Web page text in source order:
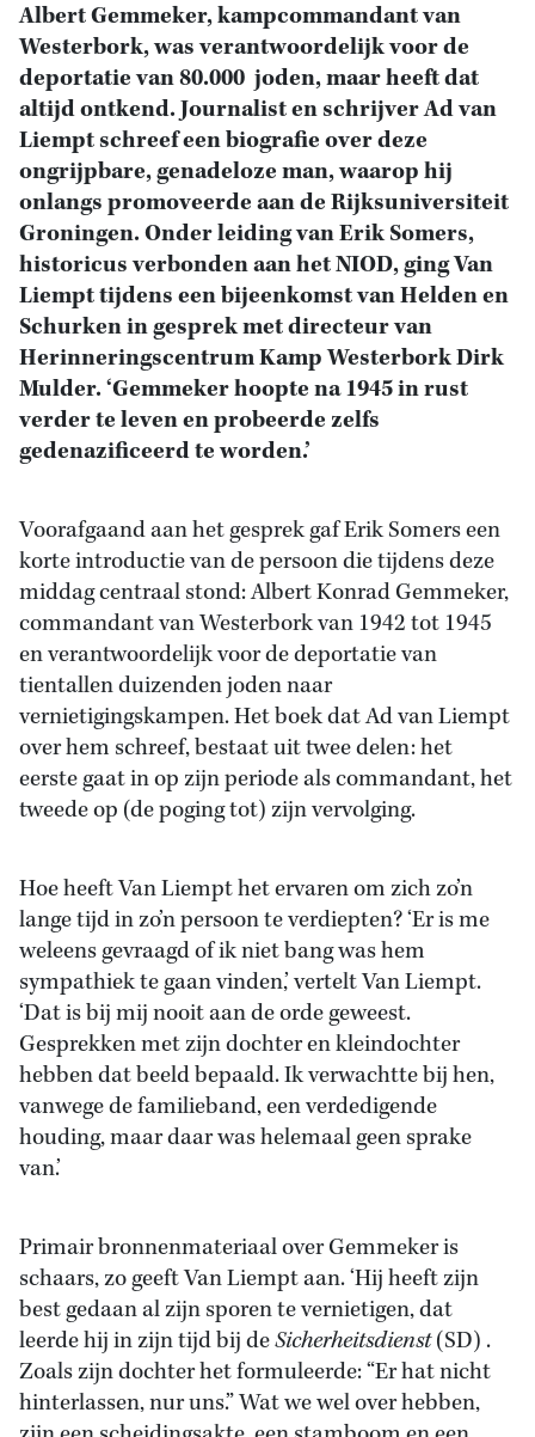
Albert Gemmeker, kampcommandant van
Westerbork, was verantwoordelijk voor de
deportatie van 80.000 joden, maar heeft dat
altijd ontkend. Journalist en schrijver Ad van
Liempt schreef een biografie over deze
ongrijpbare, genadeloze man, waarop hij
onlangs promoveerde aan de Rijksuniversiteit
Groningen. Onder leiding van Erik Somers,
historicus verbonden aan het NIOD, ging Van
Liempt tijdens een bijeenkomst van Helden en
Schurken in gesprek met directeur van
Herinneringscentrum Kamp Westerbork Dirk
Mulder. ‘Gemmeker hoopte na 1945 in rust
verder te leven en probeerde zelfs
gedenazificeerd te worden.’
Voorafgaand aan het gesprek gaf Erik Somers een
korte introductie van de persoon die tijdens deze
middag centraal stond: Albert Konrad Gemmeker,
commandant van Westerbork van 1942 tot 1945
en verantwoordelijk voor de deportatie van
tientallen duizenden joden naar
vernietigingskampen. Het boek dat Ad van Liempt
over hem schreef, bestaat uit twee delen: het
eerste gaat in op zijn periode als commandant, het
tweede op (de poging tot) zijn vervolging.
Hoe heeft Van Liempt het ervaren om zich zo’n
lange tijd in zo’n persoon te verdiepten? ‘Er is me
weleens gevraagd of ik niet bang was hem
sympathiek te gaan vinden,’ vertelt Van Liempt.
‘Dat is bij mij nooit aan de orde geweest.
Gesprekken met zijn dochter en kleindochter
hebben dat beeld bepaald. Ik verwachtte bij hen,
vanwege de familieband, een verdedigende
houding, maar daar was helemaal geen sprake
van.’
Primair bronnenmateriaal over Gemmeker is
schaars, zo geeft Van Liempt aan. ‘Hij heeft zijn
best gedaan al zijn sporen te vernietigen, dat
leerde hij in zijn tijd bij deSicherheitsdienst(SD) .
Zoals zijn dochter het formuleerde: “Er hat nicht
hinterlassen, nur uns.” Wat we wel over hebben,